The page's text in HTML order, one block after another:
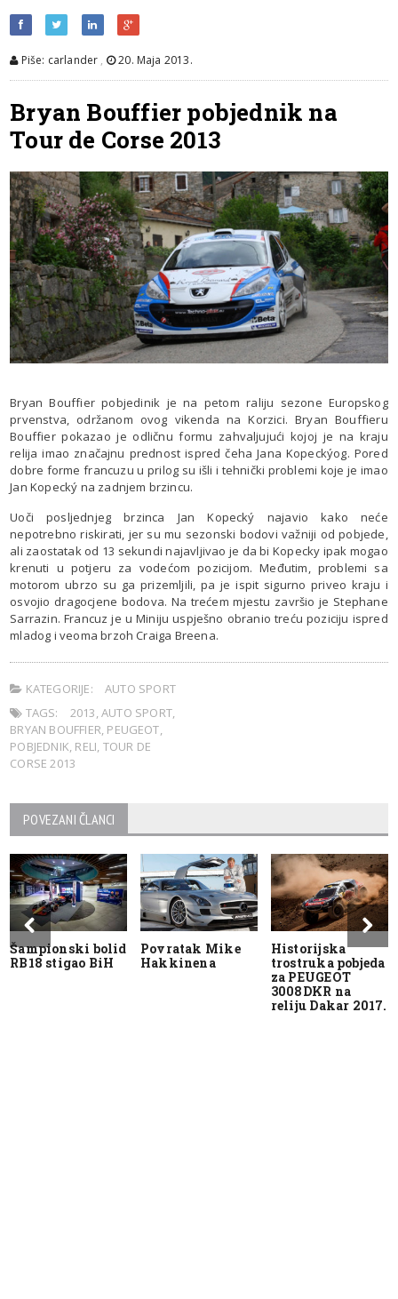
Piše: carlander , 20. Maja 2013.
Bryan Bouffier pobjednik na
Tour de Corse 2013
Bryan Bouffier pobjedinik je na petom raliju sezone Europskog
prvenstva, održanom ovog vikenda na Korzici. Bryan Bouffieru
Bouffier pokazao je odličnu formu zahvaljujući kojoj je na kraju
relija imao značajnu prednost ispred čeha Jana Kopeckýog. Pored
dobre forme francuzu u prilog su išli i tehnički problemi koje je imao
Jan Kopecký na zadnjem brzincu.
Uoči posljednjeg brzinca Jan Kopecký najavio kako neće
nepotrebno riskirati, jer su mu sezonski bodovi važniji od pobjede,
ali zaostatak od 13 sekundi najavljivao je da bi Kopecky ipak mogao
krenuti u potjeru za vodećom pozicijom. Međutim, problemi sa
motorom ubrzo su ga prizemljili, pa je ispit sigurno priveo kraju i
osvojio dragocjene bodova. Na trećem mjestu završio je Stephane
Sarrazin. Francuz je u Miniju uspješno obranio treću poziciju ispred
mladog i veoma brzoh Craiga Breena.
KATEGORIJE:
AUTO SPORT
TAGS:
2013,AUTO SPORT,
BRYAN BOUFFIER, PEUGEOT,
POBJEDNIK, RELI, TOUR DE
CORSE 2013
POVEZANI ČLANCI
Šampionski bolid
RB18 stigao BiH
Povratak Mike
Hakkinena
Historijska
trostruka pobjeda
za PEUGEOT
3008DKR na
reliju Dakar 2017.